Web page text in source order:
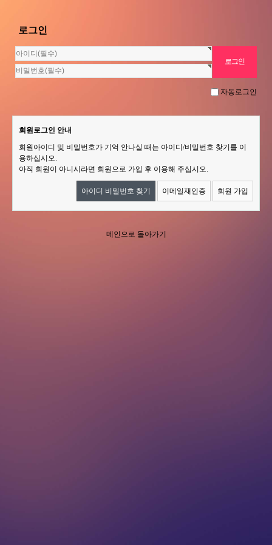
로그인
자동로그인
회원로그인 안내
회원아이디 및 비밀번호가 기억 안나실 때는 아이디/비밀번호 찾기를 이
용하십시오.
아직 회원이 아니시라면 회원으로 가입 후 이용해 주십시오.
아이디 비밀번호 찾기 이메일재인증 회원 가입
메인으로 돌아가기